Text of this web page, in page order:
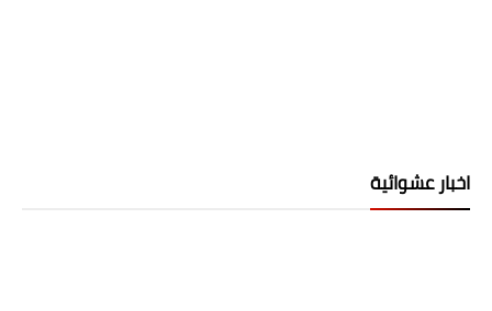
اخبار عشوائية